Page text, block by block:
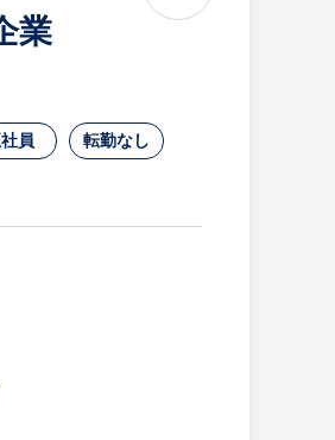
有の番組作りを行って
り、宮崎県において大
いる。具体的には、定期
クになりがちな業界にお
業
員 転勤なし